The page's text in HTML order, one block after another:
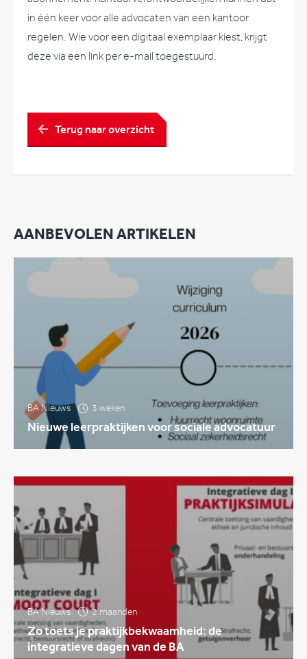
in één keer voor alle advocaten van een kantoor
regelen. Wie voor een digitaal exemplaar kiest, krijgt
deze via een link per e-mail toegestuurd.
Terug naar overzicht
AANBEVOLEN ARTIKELEN
BA Nieuws 3 weken
Nieuwe leerpraktijken voor sociale advocatuur
BA Nieuws 2 maanden
Zo toets je praktijkbekwaamheid: de
integratieve dagen van de BA